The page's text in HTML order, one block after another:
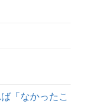
「なかったこ